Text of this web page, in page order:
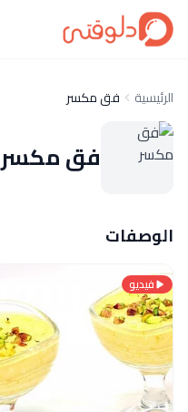
الرئيسية فق مكسر
فق مكسر
الوصفات
فيديو